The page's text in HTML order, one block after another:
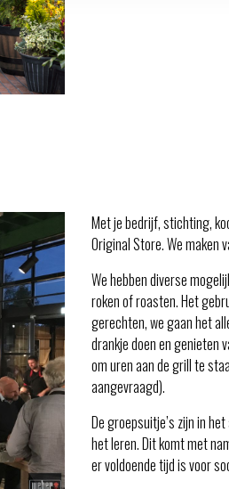
Met je bedrijf, stichting,
Original Store. We
We hebben diverse
roken of roasten. Het
gerechten, we gaan het
drankje doen en genieten
om uren aan de grill te
aangevraagd).
De groepsuitje’s zijn in
het leren. Dit komt met
er voldoende tijd is voor